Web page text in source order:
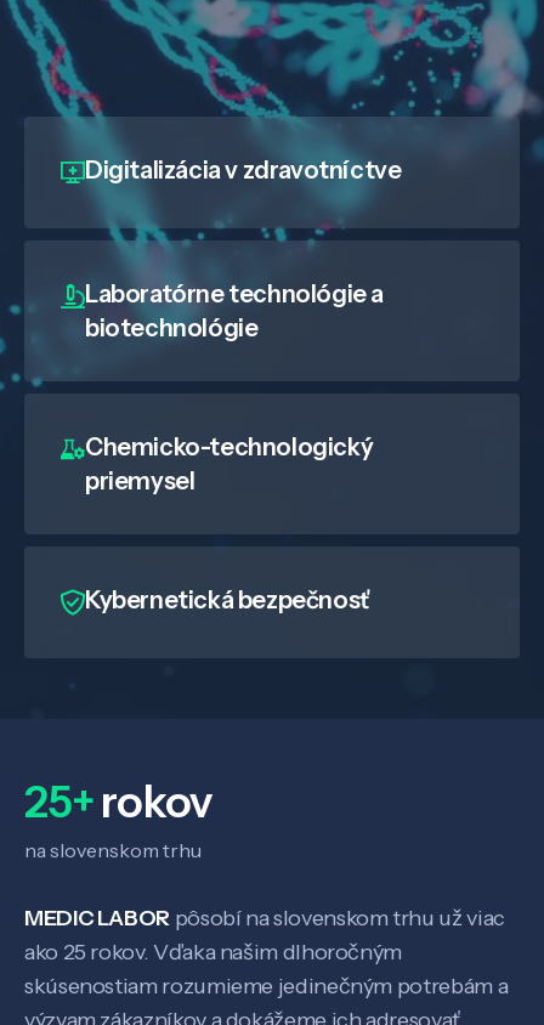
Veda a výskum
Pôsobenie
Digitalizáciav zdravotníctve
Laboratórne technológie a
biotechnológie
Chemicko-technologický
priemysel
Kybernetická bezpečnosť
25+rokov
na slovenskom trhu
MEDIC LABOR pôsobí na slovenskom trhu už viac
ako 25 rokov. Vďaka našim dlhoročným
skúsenostiam rozumieme jedinečným potrebám a